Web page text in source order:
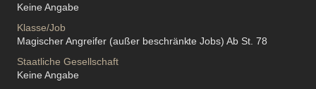
Keine Angabe
Klasse/Job
Magischer Angreifer (außer beschränkte Jobs) Ab St. 78
Staatliche Gesellschaft
Keine Angabe